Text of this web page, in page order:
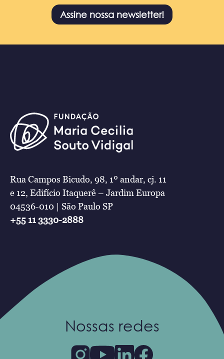
Assine nossa newsletter!
Rua Campos Bicudo, 98, 1º andar, cj. 11
e 12, Edifício Itaquerê – Jardim Europa
04536-010 | São Paulo SP
+55 11 3330-2888
Nossas redes